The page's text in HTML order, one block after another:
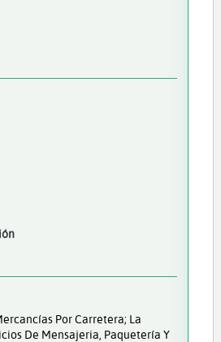
Por Carretera; La
De Mensajeria, Paquetería Y